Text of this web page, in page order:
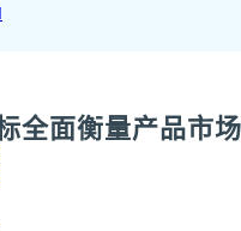
全面衡量产品市场